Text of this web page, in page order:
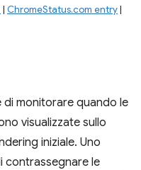
| ChromeStatus.com entry|
di monitorare quando le
visualizzate sullo
iniziale. Uno
contrassegnare le